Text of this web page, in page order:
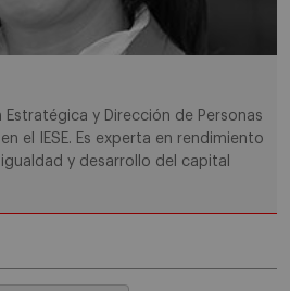
y Dirección de Personas
el IESE. Es experta en rendimiento
y desarrollo del capital